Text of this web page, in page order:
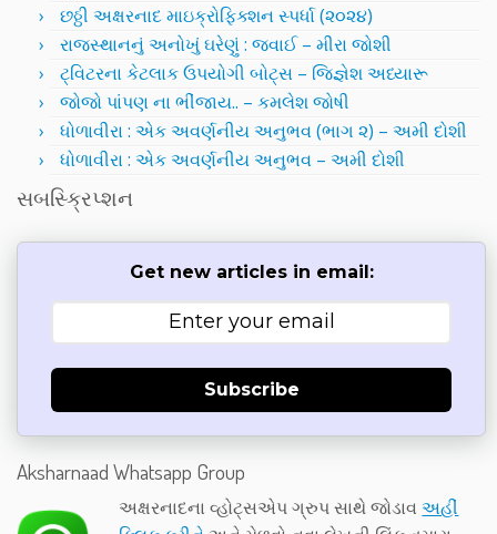
છઠ્ઠી અક્ષરનાદ માઇક્રોફિક્શન સ્પર્ધા (૨૦૨૪)
રાજસ્થાનનું અનોખું ઘરેણું : જવાઈ – મીરા જોશી
ટ્વિટરના કેટલાક ઉપયોગી બોટ્સ – જિજ્ઞેશ અધ્યારૂ
જોજો પાંપણ ના ભીંજાય.. – કમલેશ જોષી
ધોળાવીરા : એક અવર્ણનીય અનુભવ (ભાગ ૨) – અમી દોશી
ધોળાવીરા : એક અવર્ણનીય અનુભવ – અમી દોશી
સબસ્ક્રિપ્શન
Get new articles in email:
Subscribe
Aksharnaad Whatsapp Group
અક્ષરનાદના વ્હોટ્સએપ ગ્રુપ સાથે જોડાવઅહીં